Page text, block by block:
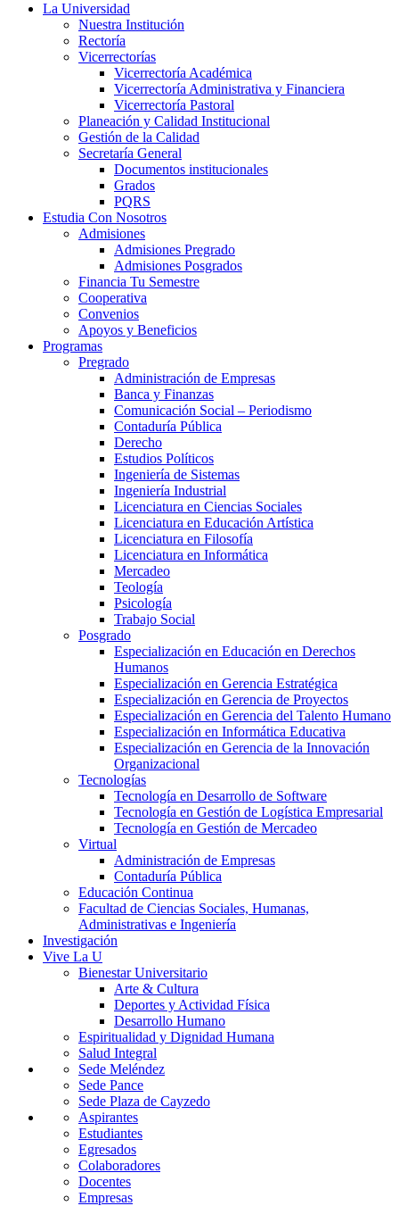
La Universidad
Nuestra Institución
Rectoría
Vicerrectorías
Vicerrectoría Académica
Vicerrectoría Administrativa y Financiera
Vicerrectoría Pastoral
Planeación y Calidad Institucional
Gestión de la Calidad
Secretaría General
Documentos institucionales
Grados
PQRS
Estudia Con Nosotros
Admisiones
Admisiones Pregrado
Admisiones Posgrados
Financia Tu Semestre
Cooperativa
Convenios
Apoyos y Beneficios
Programas
Pregrado
Administración de Empresas
Banca y Finanzas
Comunicación Social – Periodismo
Contaduría Pública
Derecho
Estudios Políticos
Ingeniería de Sistemas
Ingeniería Industrial
Licenciatura en Ciencias Sociales
Licenciatura en Educación Artística
Licenciatura en Filosofía
Licenciatura en Informática
Mercadeo
Teología
Psicología
Trabajo Social
Posgrado
Especialización en Educación en Derechos
Humanos
Especialización en Gerencia Estratégica
Especialización en Gerencia de Proyectos
Especialización en Gerencia del Talento Humano
Especialización en Informática Educativa
Especialización en Gerencia de la Innovación
Organizacional
Tecnologías
Tecnología en Desarrollo de Software
Tecnología en Gestión de Logística Empresarial
Tecnología en Gestión de Mercadeo
Virtual
Administración de Empresas
Contaduría Pública
Educación Continua
Facultad de Ciencias Sociales, Humanas,
Administrativas e Ingeniería
Investigación
Vive La U
Bienestar Universitario
Arte & Cultura
Deportes y Actividad Física
Desarrollo Humano
Espiritualidad y Dignidad Humana
Salud Integral
Sede Meléndez
Sede Pance
Sede Plaza de Cayzedo
Aspirantes
Estudiantes
Egresados
Colaboradores
Docentes
Empresas